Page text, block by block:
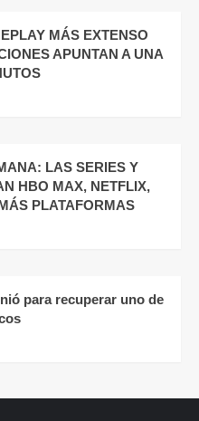
MÁS EXTENSO
APUNTAN A UNA
LAS SERIES Y
HBO MAX, NETFLIX,
PLATAFORMAS
para recuperar uno de